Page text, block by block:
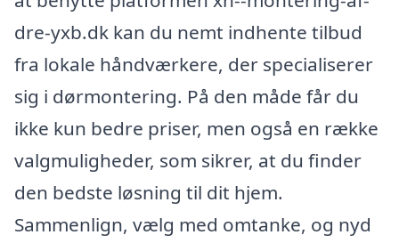
dre-yxb.dk kan du nemt indhente tilbud
fra lokale håndværkere, der specialiserer
sig i dørmontering. På den måde får du
ikke kun bedre priser, men også en række
valgmuligheder, som sikrer, at du finder
den bedste løsning til dit hjem.
Sammenlign, vælg med omtanke, og nyd